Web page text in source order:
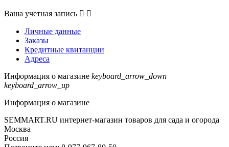
Ваша учетная запись  
Личные данные
Заказы
Кредитные квитанции
Адреса
Информация о магазине keyboard_arrow_down
keyboard_arrow_up
Информация о магазине
SEMMART.RU интернет-магазин товаров для сада и огорода
Москва
Россия